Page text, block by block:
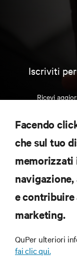
Iscriviti
Ricevi
SUPPORTO
AZIENDA
Facendo
che sul tuo
memorizzati
e
marketing.
QuPer ulteriori
fai clic qui.